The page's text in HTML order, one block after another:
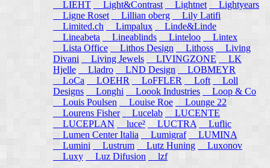
LIEHT
Light&Contrast Lightnet
Lightyears
Ligne Roset
Lillian oberg
Lily Latifi
Limited.ch
Limpalux
Linde&Linde
Lineabeta
Lineablinds Linteloo
Lintex
Lista Office Lithos Design Lithoss
Living
Divani
Living Jewels LIVINGZONE
LK
Hjelle
Lladro LND Design
LOBMEYR
LoCa
LOEHR LoFFLER Loft
Loll
Designs
Longhi Loook Industries
Loop & Co
Louis Poulsen
Louise Roe
Lounge 22
Lourens Fisher
Lucelab
LUCENTE
LUCEPLAN
luce² LUCTRA
Luflic
Lumen Center Italia
Lumigraf
LUMINA
Lumini
Lustrum Lutz Huning
Luxonov
Luxy
Luz Difusion lzf